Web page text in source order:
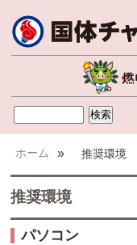
ホーム » 推奨環境
推奨環境
パソコン